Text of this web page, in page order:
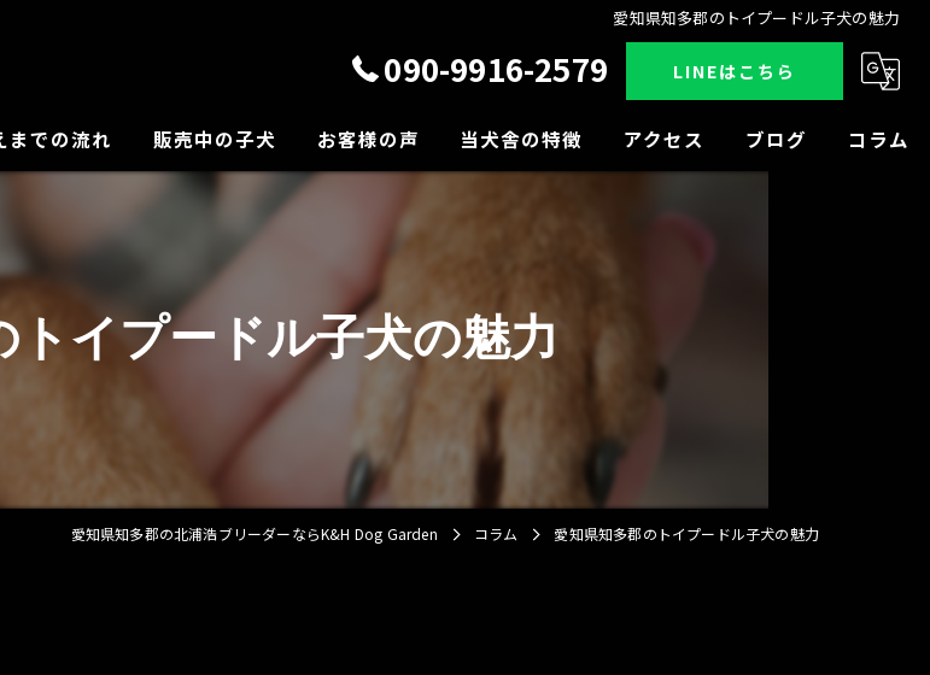
愛知県知多郡のトイプードル子犬の魅力
090-9916-2579 LINEはこちら
までの流れ 販売中の子犬 お客様の声 当犬舎の特徴
小型犬
中型犬
大型犬
アクセス ブログ コラム
トイプードル子犬の魅力
愛知県知多郡の北浦浩ブリーダーならK&H Dog Garden コラム 愛知県知多郡のトイプードル子犬の魅力